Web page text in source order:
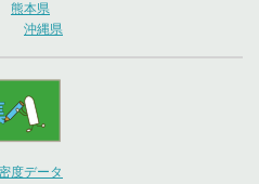
熊本県
沖縄県
度データ